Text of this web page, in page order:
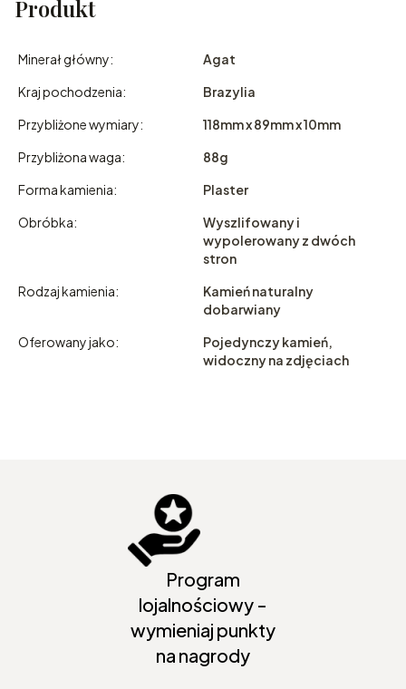
Produkt
Minerał główny:
Agat
Kraj pochodzenia:
Brazylia
Przybliżone wymiary:
118mm x 89mm x 10mm
Przybliżona waga:
88g
Forma kamienia:
Plaster
Obróbka:
Wyszlifowany i
wypolerowany z dwóch
stron
Rodzaj kamienia:
Kamień naturalny
dobarwiany
Oferowany jako:
Pojedynczy kamień,
widoczny na zdjęciach
Program
lojalnościowy -
wymieniaj punkty
na nagrody